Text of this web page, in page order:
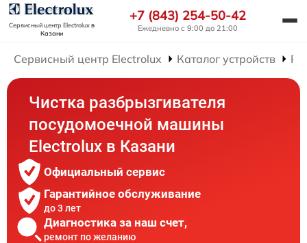
Сервисный центр Electroluxв
Казани
+7 (843) 254-50-42
Ежедневно с 9:00 до 21:00
Сервисный центр Electrolux Каталог устройств
Чистка разбрызгивателя
посудомоечной машины
Electrolux в Казани
Официальный сервис
Гарантийное обслуживание
до 3 лет
Диагностика за наш счет,
ремонт по желанию